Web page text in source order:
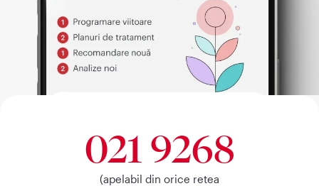
021 9268
(apelabil din orice retea